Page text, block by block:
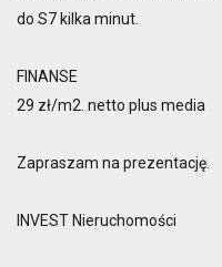
do S7 kilka minut.
FINANSE
29 zł/m2. netto plus media
Zapraszam na prezentację.
INVEST Nieruchomości